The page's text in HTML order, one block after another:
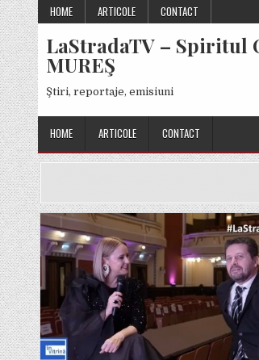
Skip
to
content
HOME ARTICOLE CONTACT
LaStradaTV – Spiritul
MUREŞ
Ştiri, reportaje, emisiuni
HOME ARTICOLE CONTACT
Posted
in